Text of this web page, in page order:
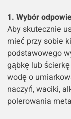
1. Wybór
Aby skutecznie
mieć przy sobie
podstawowego
gąbkę lub
wodę o
naczyń, waciki,
polerowania